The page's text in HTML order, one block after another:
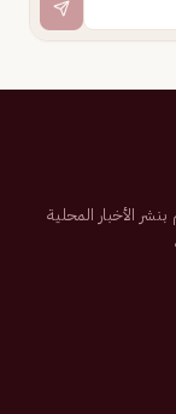
تم تأسيسها عام 2007م تهتم بنشر الأخبار المحلية